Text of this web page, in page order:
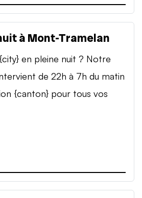
à Mont-Tramelan
en pleine nuit ? Notre
de 22h à 7h du matin
{canton} pour tous vos